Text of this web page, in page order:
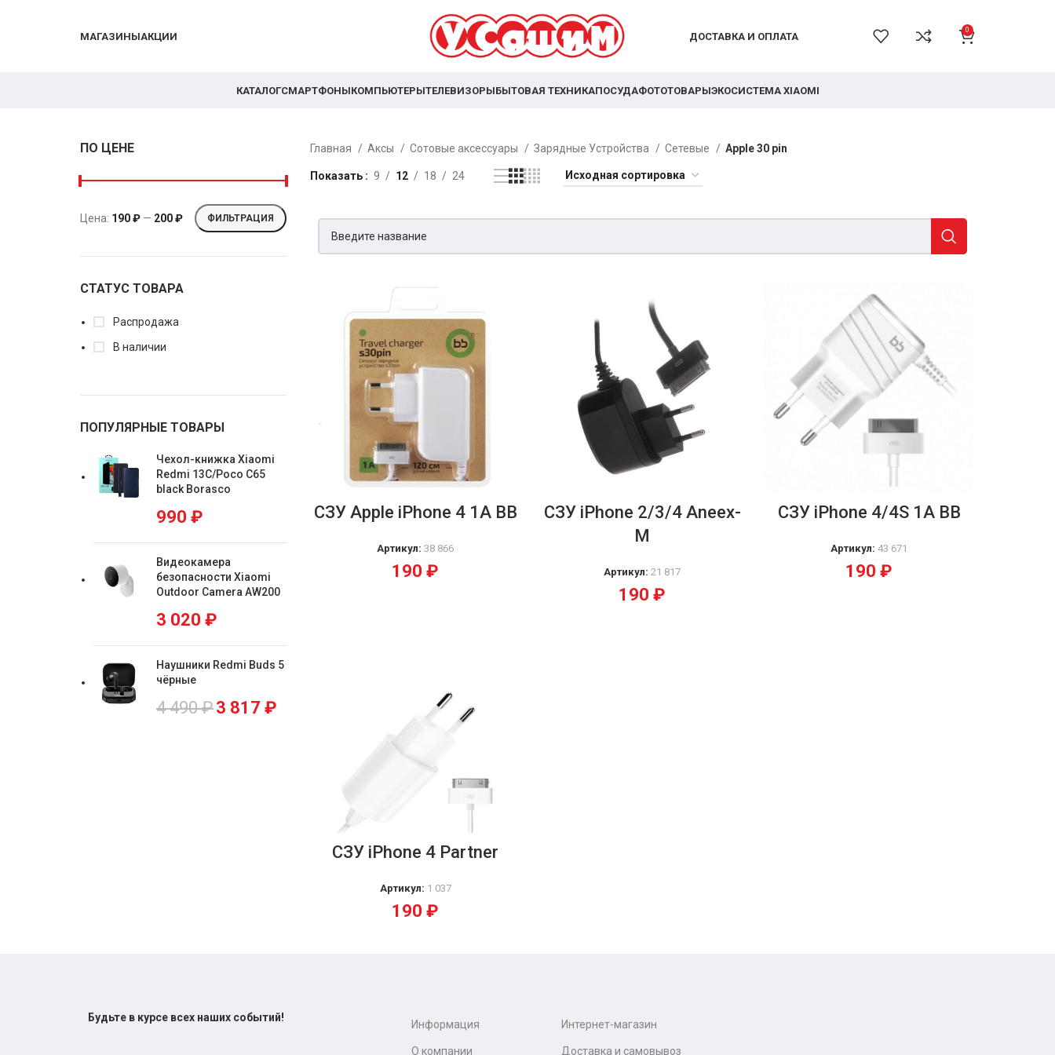
МАГАЗИНЫАКЦИИ ДОСТАВКА И ОПЛАТА
0
КАТАЛОГСМАРТФОНЫКОМПЬЮТЕРЫТЕЛЕВИЗОРЫБЫТОВАЯ ТЕХНИКАПОСУДАФОТОТОВАРЫЭКОСИСТЕМА XIAOMI
ПО ЦЕНЕ
ФИЛЬТРАЦИЯ
Цена: 190 ₽ — 200 ₽
СТАТУС ТОВАРА
Распродажа
В наличии
ПОПУЛЯРНЫЕ ТОВАРЫ
Чехол-книжка Xiaomi
Redmi 13C/Poco C65
black Borasco
990 ₽
Видеокамера
безопасности Xiaomi
Outdoor Camera AW200
3 020 ₽
Наушники Redmi Buds 5
чёрные
4 490₽3 817 ₽
Главная Аксы Сотовые аксессуары Зарядные Устройства Сетевые Apple 30 pin
Показать 9 12 18 24
CЗУ Apple iPhone 4 1A BB
Артикул:38 866
190₽
CЗУ iPhone 2/3/4 Aneex-
M
Артикул:21 817
190₽
CЗУ iPhone 4/4S 1A BB
Артикул:43 671
190₽
СЗУ iPhone 4 Partner
Артикул: 1 037
190₽
Будьте в курсе всех наших событий!
Информация
О компании
Интернет-магазин
Доставка и самовывоз